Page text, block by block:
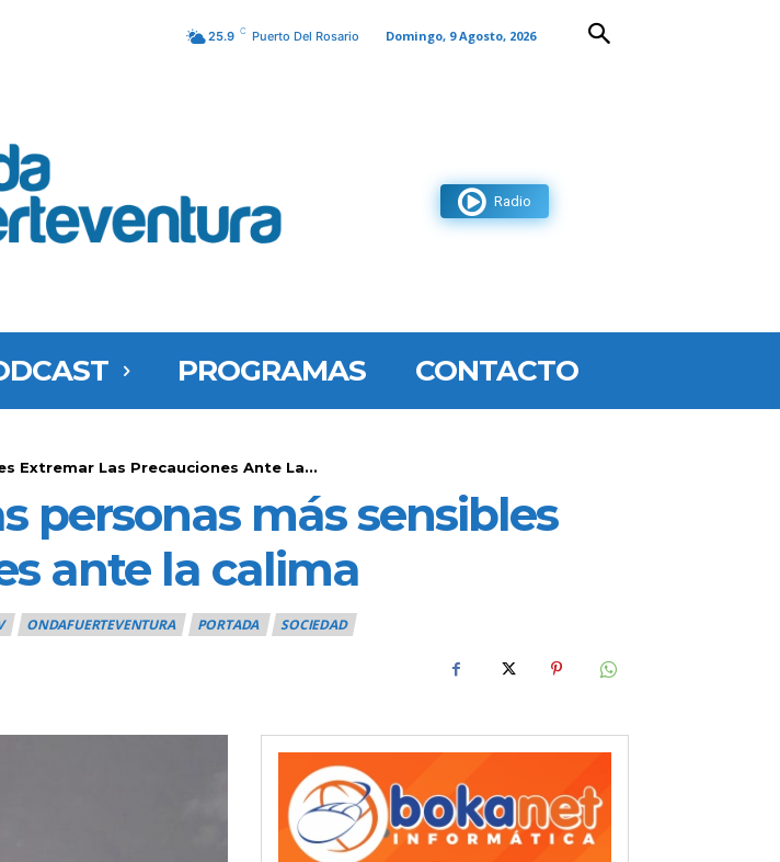
25.9 C Puerto Del Rosario Domingo, 9 Agosto, 2026
Radio
PROGRAMAS CONTACTO
Extremar Las Precauciones Ante La...
personas más sensibles
ante la calima
ONDAFUERTEVENTURA PORTADA SOCIEDAD